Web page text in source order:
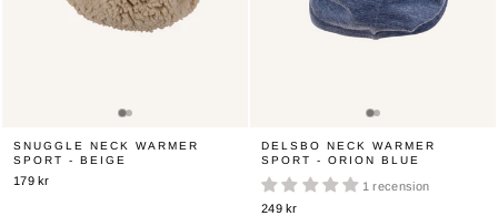
SNUGGLE NECK WARMER
SPORT - BEIGE
179 kr
DELSBO NECK WARMER
SPORT - ORION BLUE
1 recension
249 kr